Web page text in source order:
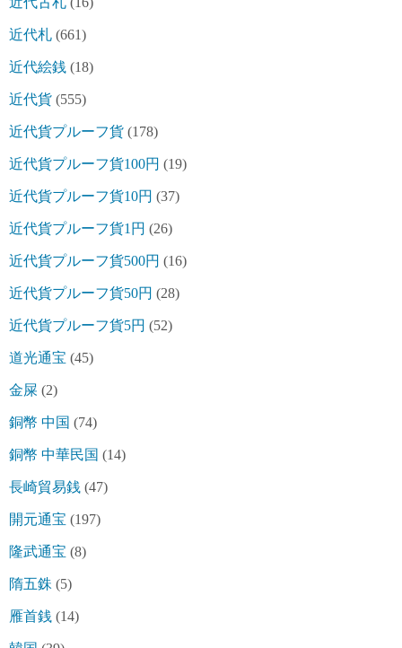
近代札 (661)
近代絵銭 (18)
近代貨 (555)
近代貨プルーフ貨 (178)
近代貨プルーフ貨100円 (19)
近代貨プルーフ貨10円 (37)
近代貨プルーフ貨1円 (26)
近代貨プルーフ貨500円 (16)
近代貨プルーフ貨50円 (28)
近代貨プルーフ貨5円 (52)
道光通宝 (45)
金屎 (2)
銅幣 中国 (74)
銅幣 中華民国 (14)
長崎貿易銭 (47)
開元通宝 (197)
隆武通宝 (8)
隋五銖 (5)
雁首銭 (14)